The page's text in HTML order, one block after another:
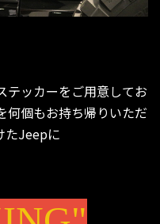
テッカーをご用意してお
何個もお持ち帰りいただ
たJeepに